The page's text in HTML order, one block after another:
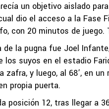
un objetivo aislado
dio el acceso a la Fase
con 20 minutos de
de la pugna fue Joel
suyos en el estadio
zafra, y luego, al 68’, en
propia puerta.
posición 12, tras llegar a